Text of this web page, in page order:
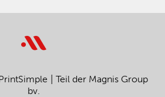
Teil der Magnis Group
bv.